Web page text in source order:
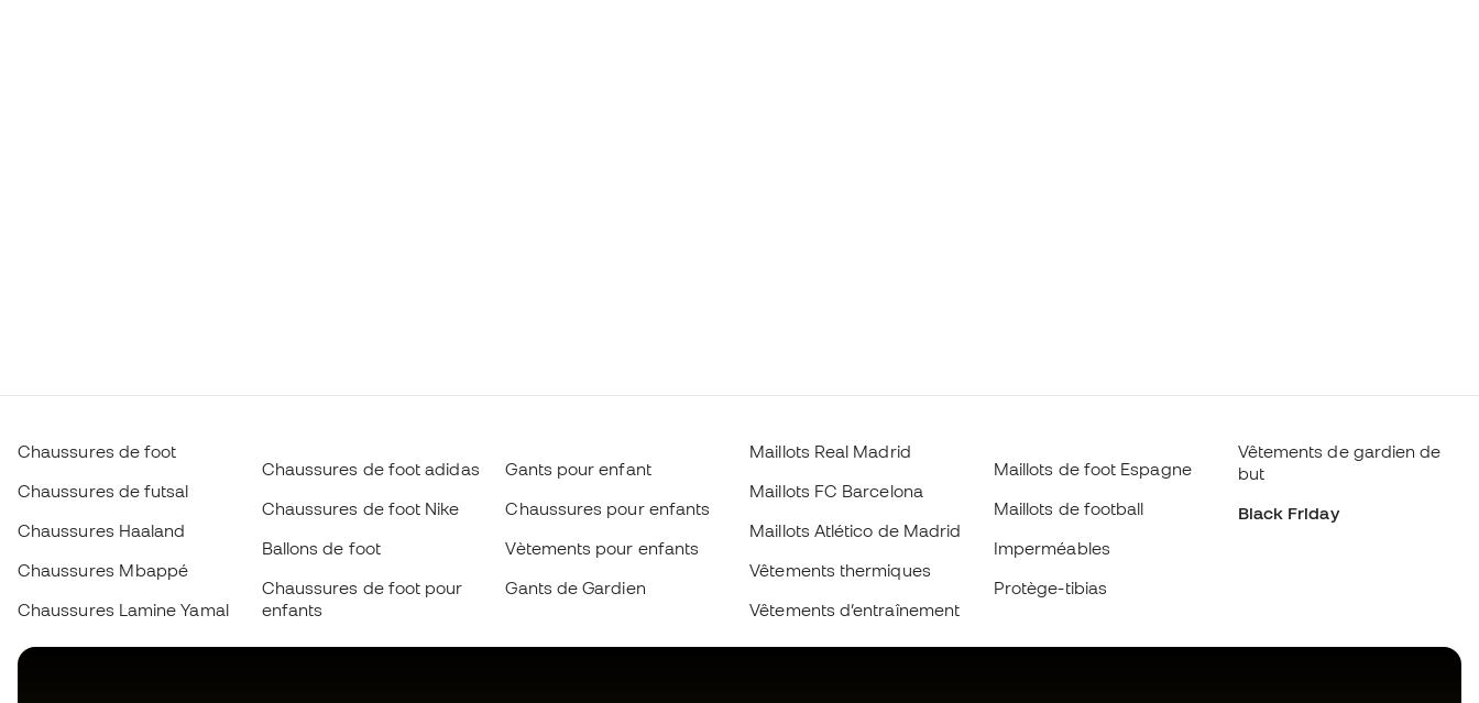
Chaussures de foot
Chaussures de futsal
Chaussures Haaland
Chaussures Mbappé
Chaussures Lamine Yamal
Chaussures de foot adidas
Chaussures de foot Nike
Ballons de foot
Chaussures de foot pour
enfants
Gants pour enfant
Chaussures pour enfants
Vètements pour enfants
Gants de Gardien
Maillots Real Madrid
Maillots FC Barcelona
Maillots Atlético de Madrid
Vêtements thermiques
Vêtements d’entraînement
Maillots de foot Espagne
Maillots de football
Imperméables
Protège-tibias
Vêtements de gardien de
but
Black Friday